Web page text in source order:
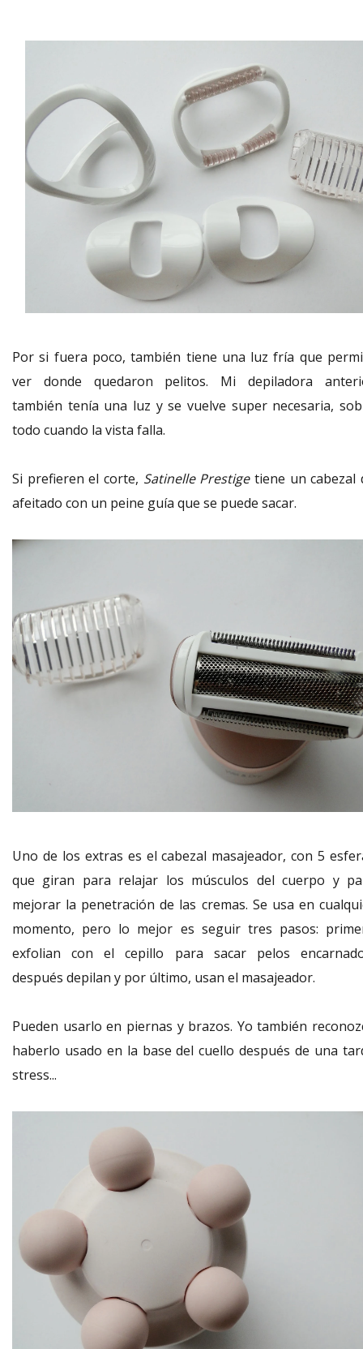
Por si fuera poco, también tiene una luz fría que
ver donde quedaron pelitos. Mi depiladora
también tenía una luz y se vuelve super necesaria,
todo cuando la vista falla.
Si prefieren el corte, Satinelle Prestigetiene un cabezal
afeitado con un peine guía que se puede sacar.
Uno de los extras es el cabezal masajeador, con 5
que giran para relajar los músculos del cuerpo y
mejorar la penetración de las cremas. Se usa en
momento, pero lo mejor es seguir tres pasos:
exfolian con el cepillo para sacar pelos
después depilan y por último, usan el masajeador.
Pueden usarlo en piernas y brazos. Yo también
haberlo usado en la base del cuello después de una
stress...